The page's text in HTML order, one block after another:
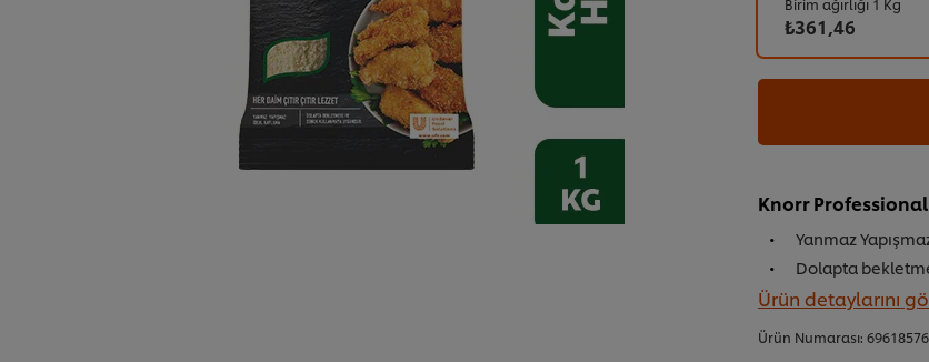
Birim ağırlığı 1 Kg
₺361,46
Knorr Professional
Yanmaz
Dolapta
Ürün detaylarını
Ürün Numarası: 69618576